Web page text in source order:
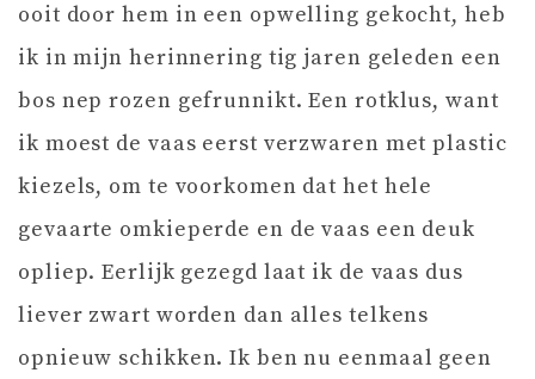
ooit door hem in een opwelling gekocht, heb
ik in mijn herinnering tig jaren geleden een
bos nep rozen gefrunnikt. Een rotklus, want
ik moest de vaas eerst verzwaren met plastic
kiezels, om te voorkomen dat het hele
gevaarte omkieperde en de vaas een deuk
opliep. Eerlijk gezegd laat ik de vaas dus
liever zwart worden dan alles telkens
opnieuw schikken. Ik ben nu eenmaal geen